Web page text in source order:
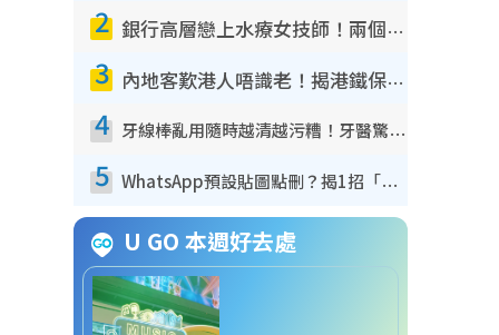
2 銀行高層戀上水療女技師！兩個月借128萬驚覺「沉船」沉落火海 揭背後疑似邪教操控賣淫
3 內地客歎港人唔識老！揭港鐵保鮮級冷氣 港人求放過：咪投訴
4 牙線棒亂用隨時越清越污糟！牙醫驚揭盲目過戶細菌恐致蛀牙：呢種先係日常真保養
5 WhatsApp預設貼圖點刪？揭1招「反向操作」還原簡潔介面 附3步實測教學
U GO 本週好去處